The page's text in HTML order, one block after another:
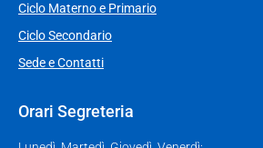
Ciclo Materno e Primario
Ciclo Secondario
Sede e Contatti
Orari Segreteria